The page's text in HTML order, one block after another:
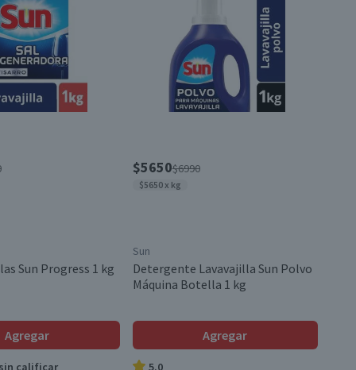
Sun Progress 1 kg
Agregar
calificar
$5650$6990
$5650 x kg
Sun
Detergente Lavavajilla Sun Polvo
Máquina Botella 1 kg
Agregar
5.0